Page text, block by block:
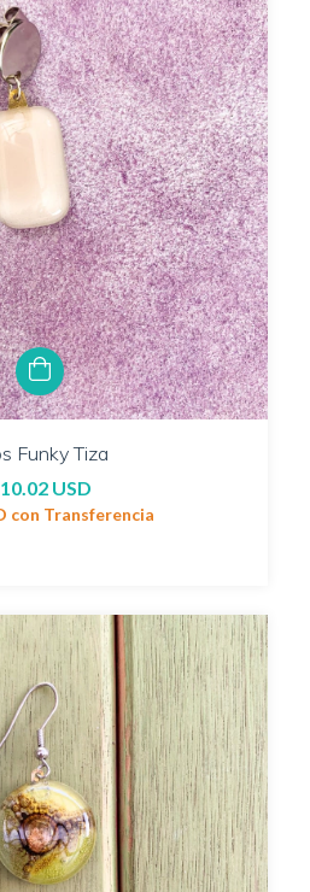
Funky Tiza
USD
con Transferencia